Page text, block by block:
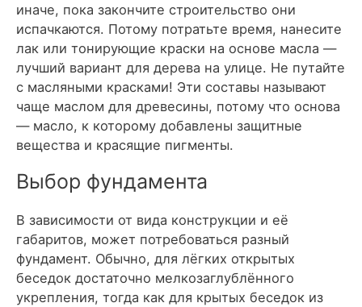
иначе, пока закончите строительство они
испачкаются. Потому потратьте время, нанесите
лак или тонирующие краски на основе масла —
лучший вариант для дерева на улице. Не путайте
с масляными красками! Эти составы называют
чаще маслом для древесины, потому что основа
— масло, к которому добавлены защитные
вещества и красящие пигменты.
Выбор фундамента
В зависимости от вида конструкции и её
габаритов, может потребоваться разный
фундамент. Обычно, для лёгких открытых
беседок достаточно мелкозаглублённого
укрепления, тогда как для крытых беседок из